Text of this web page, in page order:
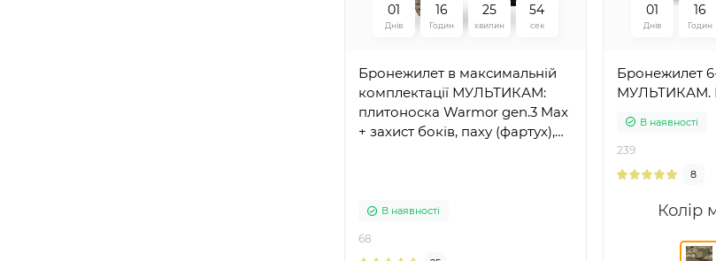
01
Днів
16
Годин
25
хвилин
52
сек
Бронежилет в максимальній
комплектації МУЛЬТИКАМ:
плитоноска Warmor gen.3 Max
+ захист боків, паху (фартух),
В наявності
68
01
Днів
16
Годин
Бронежилет
МУЛЬТИКАМ.
В наявності
239
8
Колір